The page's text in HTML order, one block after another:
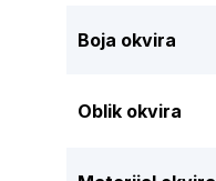
Boja okvira
Oblik okvira